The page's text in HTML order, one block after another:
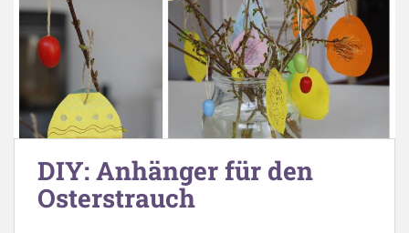
DIY: Anhänger für den
Osterstrauch